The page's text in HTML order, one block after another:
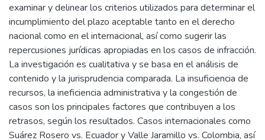
examinar y delinear los criterios utilizados para determinar el
incumplimiento del plazo aceptable tanto en el derecho
nacional como en el internacional, así como sugerir las
repercusiones jurídicas apropiadas en los casos de infracción.
La investigación es cualitativa y se basa en el análisis de
contenido y la jurisprudencia comparada. La insuficiencia de
recursos, la ineficiencia administrativa y la congestión de
casos son los principales factores que contribuyen a los
retrasos, según los resultados. Casos internacionales como
Suárez Rosero vs. Ecuador y Valle Jaramillo vs. Colombia, así